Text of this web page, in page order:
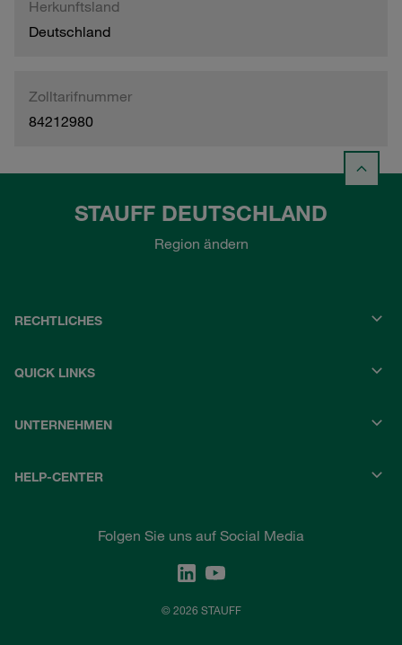
Herkunftsland
Deutschland
Zolltarifnummer
84212980
STAUFF DEUTSCHLAND
Region ändern
RECHTLICHES
QUICK LINKS
UNTERNEHMEN
HELP-CENTER
Folgen Sie uns auf Social Media
© 2026 STAUFF